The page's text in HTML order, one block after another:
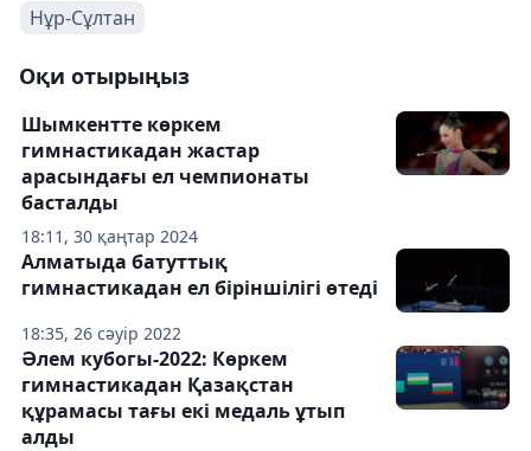
Нұр-Сұлтан
Оқи отырыңыз
18:11, 30 қаңтар 2024
Шымкентте көркем
гимнастикадан жастар
арасындағы ел чемпионаты
басталды
18:35, 26 сәуір 2022
Алматыда батуттық
гимнастикадан ел біріншілігі өтеді
Әлем кубогы-2022: Көркем
гимнастикадан Қазақстан
құрамасы тағы екі медаль ұтып
алды